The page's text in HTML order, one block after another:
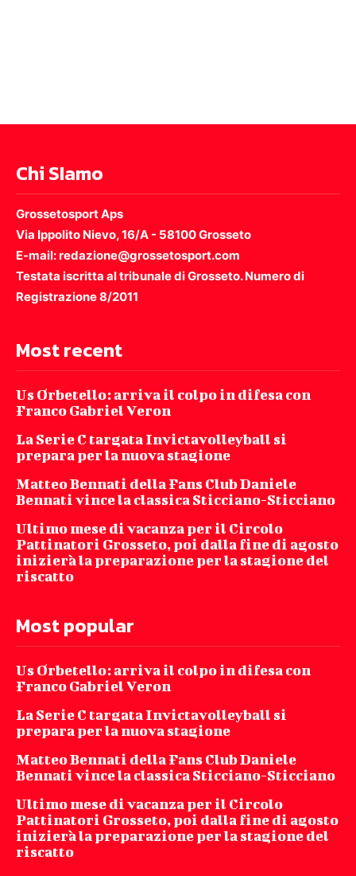
Chi SIamo
Grossetosport Aps
Via Ippolito Nievo, 16/A - 58100 Grosseto
E-mail: redazione@grossetosport.com
Testata iscritta al tribunale di Grosseto. Numero di
Registrazione 8/2011
Most recent
Us Orbetello: arriva il colpo in difesa con
Franco Gabriel Veron
La Serie C targata Invictavolleyball si
prepara per la nuova stagione
Matteo Bennati della Fans Club Daniele
Bennati vince la classica Sticciano-Sticciano
Ultimo mese di vacanza per il Circolo
Pattinatori Grosseto, poi dalla fine di agosto
inizierà la preparazione per la stagione del
riscatto
Most popular
Us Orbetello: arriva il colpo in difesa con
Franco Gabriel Veron
La Serie C targata Invictavolleyball si
prepara per la nuova stagione
Matteo Bennati della Fans Club Daniele
Bennati vince la classica Sticciano-Sticciano
Ultimo mese di vacanza per il Circolo
Pattinatori Grosseto, poi dalla fine di agosto
inizierà la preparazione per la stagione del
riscatto